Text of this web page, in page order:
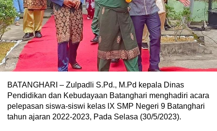
BATANGHARI – Zulpadli S.Pd., M.Pd kepala Dinas
Pendidikan dan Kebudayaan Batanghari menghadiri acara
pelepasan siswa-siswi kelas lX SMP Negeri 9 Batanghari
tahun ajaran 2022-2023, Pada Selasa (30/5/2023).